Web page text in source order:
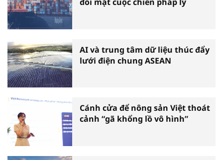
AI và trung tâm dữ liệu thúc đẩy
lưới điện chung ASEAN
Cánh cửa để nông sản Việt thoát
cảnh “gã khổng lồ vô hình”